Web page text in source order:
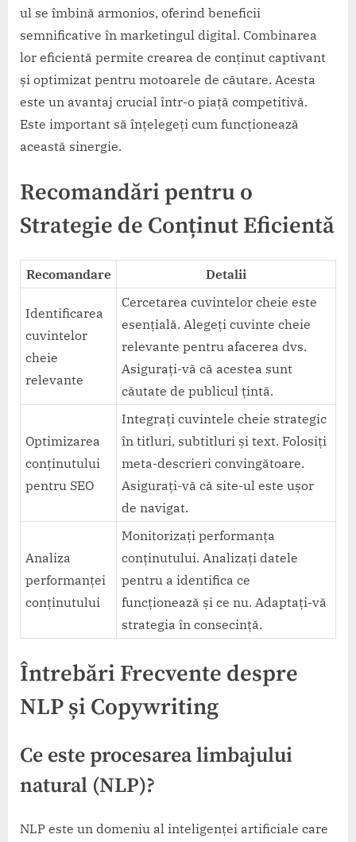
ul se îmbină armonios, oferind beneficii
semnificative în marketingul digital. Combinarea
lor eficientă permite crearea de conținut captivant
și optimizat pentru motoarele de căutare. Acesta
este un avantaj crucial într-o piață competitivă.
Este important să înțelegeți cum funcționează
această sinergie.
Recomandări pentru o
Strategie de Conținut Eficientă
Recomandare Detalii
Identificarea
cuvintelor
cheie
relevante
Cercetarea cuvintelor cheie este
esențială. Alegeți cuvinte cheie
relevante pentru afacerea dvs.
Asigurați-vă că acestea sunt
căutate de publicul țintă.
Optimizarea
conținutului
pentru SEO
Integrați cuvintele cheie strategic
în titluri, subtitluri și text. Folosiți
meta-descrieri convingătoare.
Asigurați-vă că site-ul este ușor
de navigat.
Analiza
performanței
conținutului
Monitorizați performanța
conținutului. Analizați datele
pentru a identifica ce
funcționează și ce nu. Adaptați-vă
strategia în consecință.
Întrebări Frecvente despre
NLP și Copywriting
Ce este procesarea limbajului
natural (NLP)?
NLP este un domeniu al inteligenței artificiale care